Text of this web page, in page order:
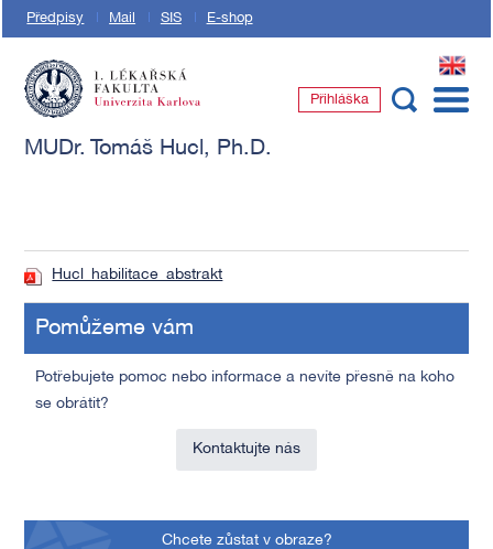
Předpisy Mail SIS E-shop
EN
Přihláška
MUDr. Tomáš Hucl, Ph.D.
Hucl_habilitace_abstrakt
Pomůžeme vám
Potřebujete pomoc nebo informace a nevíte přesně na koho
se obrátit?
Kontaktujte nás
Chcete zůstat v obraze?